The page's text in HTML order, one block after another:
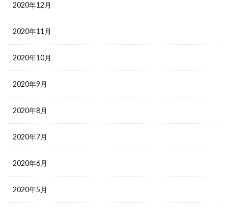
2020年12月
2020年11月
2020年10月
2020年9月
2020年8月
2020年7月
2020年6月
2020年5月